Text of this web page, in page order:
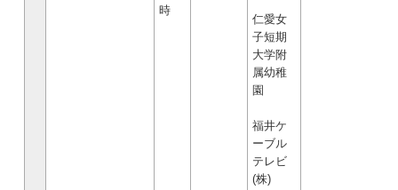
時
仁愛女
子短期
大学附
属幼稚
園
福井ケ
ーブル
テレビ
(株)